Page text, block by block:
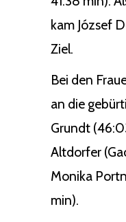
kam József
Ziel.
Bei den
an die
Grundt
Altdorfer
Monika
min).